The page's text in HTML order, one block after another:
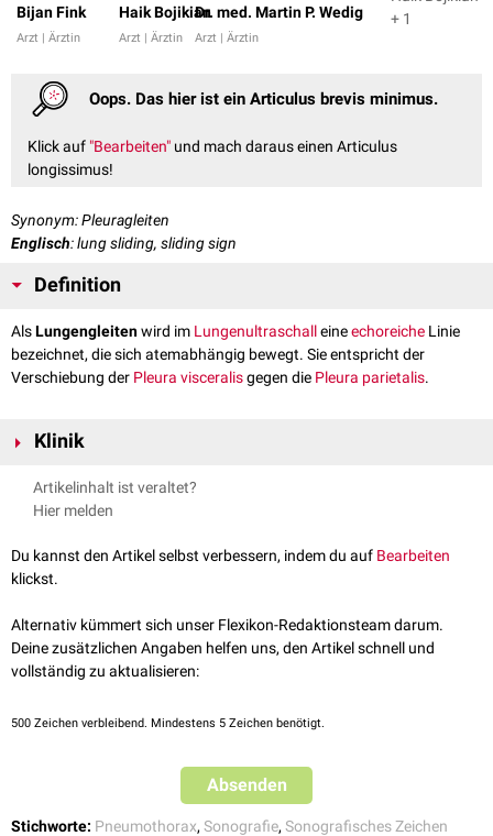
Bijan Fink
Arzt | Ärztin
Haik Bojikian
Arzt | Ärztin
Dr. med. Martin P. Wedig
Arzt | Ärztin
+ 1
Oops. Das hier ist ein Articulus brevis minimus.
Klick auf "Bearbeiten" und mach daraus einen Articulus
longissimus!
Synonym: Pleuragleiten
Englisch: lung sliding, sliding sign
Definition
AlsLungengleitenwird im Lungenultraschalleineechoreiche Linie
bezeichnet, die sich atemabhängig bewegt. Sie entspricht der
Verschiebung der Pleura visceralisgegen die Pleura parietalis.
Klinik
Atelektasen
fehlen.
Artikelinhalt ist veraltet?
Hier melden
Du kannst den Artikel selbst verbessern, indem du auf Bearbeiten
klickst.
Alternativ kümmert sich unser Flexikon-Redaktionsteam darum.
Deine zusätzlichen Angaben helfen uns, den Artikel schnell und
vollständig zu aktualisieren:
500 Zeichen verbleibend. Mindestens 5 Zeichen benötigt.
Absenden
Stichworte: Pneumothorax, Sonografie, Sonografisches Zeichen